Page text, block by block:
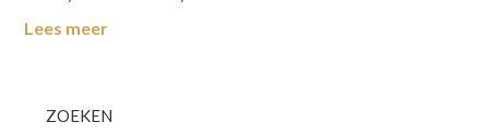
Lees meer
ZOEKEN